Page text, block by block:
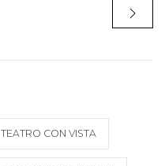
TEATRO CON VISTA